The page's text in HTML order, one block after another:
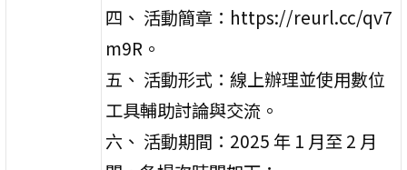
四、 活動簡章：https://reurl.cc/qv7
m9R。
五、 活動形式：線上辦理並使用數位
工具輔助討論與交流。
六、 活動期間：2025 年 1 月至 2 月